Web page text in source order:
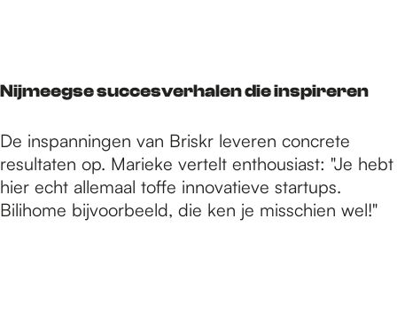
Nijmeegse succesverhalen die inspireren
De inspanningen van Briskr leveren concrete
resultaten op. Marieke vertelt enthousiast: "Je hebt
hier echt allemaal toffe innovatieve startups.
Bilihome bijvoorbeeld, die ken je misschien wel!"